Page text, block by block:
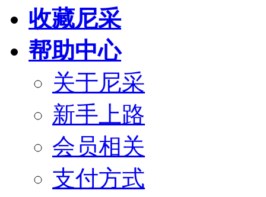
收藏尼采
帮助中心
关于尼采
新手上路
会员相关
支付方式